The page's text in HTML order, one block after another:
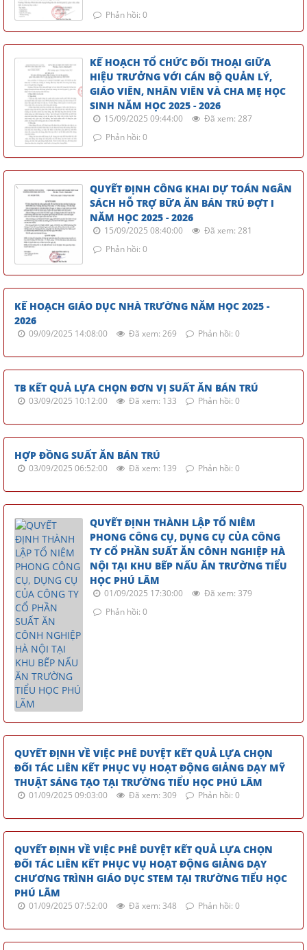
Phản hồi: 0
KẾ HOẠCH TỔ CHỨC ĐỐI THOẠI GIỮA
HIỆU TRƯỞNG VỚI CÁN BỘ QUẢN LÝ,
GIÁO VIÊN, NHÂN VIÊN VÀ CHA MẸ HỌC
SINH NĂM HỌC 2025 - 2026
15/09/2025 09:44:00
Đã xem: 287
Phản hồi: 0
QUYẾT ĐỊNH CÔNG KHAI DỰ TOÁN NGÂN
SÁCH HỖ TRỢ BỮA ĂN BÁN TRÚ ĐỢT I
NĂM HỌC 2025 - 2026
15/09/2025 08:40:00
Đã xem: 281
Phản hồi: 0
KẾ HOẠCH GIÁO DỤC NHÀ TRƯỜNG NĂM HỌC 2025 -
2026
09/09/2025 14:08:00 Đã xem: 269 Phản hồi: 0
TB KẾT QUẢ LỰA CHỌN ĐƠN VỊ SUẤT ĂN BÁN TRÚ
03/09/2025 10:12:00 Đã xem: 133 Phản hồi: 0
HỢP ĐỒNG SUẤT ĂN BÁN TRÚ
03/09/2025 06:52:00 Đã xem: 139 Phản hồi: 0
QUYẾT ĐỊNH THÀNH LẬP TỔ NIÊM
PHONG CÔNG CỤ, DỤNG CỤ CỦA CÔNG
TY CỔ PHẦN SUẤT ĂN CÔNH NGHIỆP HÀ
NỘI TẠI KHU BẾP NẤU ĂN TRƯỜNG TIỂU
HỌC PHÚ LÃM
01/09/2025 17:30:00
Đã xem: 379
Phản hồi: 0
QUYẾT ĐỊNH VỀ VIỆC PHÊ DUYỆT KẾT QUẢ LỰA CHỌN
ĐỐI TÁC LIÊN KẾT PHỤC VỤ HOẠT ĐỘNG GIẢNG DẠY MỸ
THUẬT SÁNG TẠO TẠI TRƯỜNG TIỂU HỌC PHÚ LÃM
01/09/2025 09:03:00 Đã xem: 309 Phản hồi: 0
QUYẾT ĐỊNH VỀ VIỆC PHÊ DUYỆT KẾT QUẢ LỰA CHỌN
ĐỐI TÁC LIÊN KẾT PHỤC VỤ HOẠT ĐỘNG GIẢNG DẠY
CHƯƠNG TRÌNH GIÁO DỤC STEM TẠI TRƯỜNG TIỂU HỌC
PHÚ LÃM
01/09/2025 07:52:00 Đã xem: 348 Phản hồi: 0